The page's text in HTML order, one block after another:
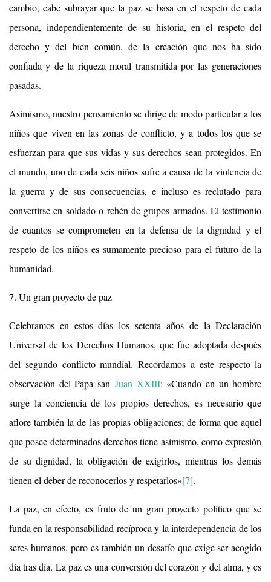
cambio, cabe subrayar que la paz se basa en el respeto de cada
persona, independientemente de su historia, en el respeto del
derecho y del bien común, de la creación que nos ha sido
confiada y de la riqueza moral transmitida por las generaciones
pasadas.
Asimismo, nuestro pensamiento se dirige de modo particular a los
niños que viven en las zonas de conflicto, y a todos los que se
esfuerzan para que sus vidas y sus derechos sean protegidos. En
el mundo, uno de cada seis niños sufre a causa de la violencia de
la guerra y de sus consecuencias, e incluso es reclutado para
convertirse en soldado o rehén de grupos armados. El testimonio
de cuantos se comprometen en la defensa de la dignidad y el
respeto de los niños es sumamente precioso para el futuro de la
humanidad.
7. Un gran proyecto de paz
Celebramos en estos días los setenta años de la Declaración
Universal de los Derechos Humanos, que fue adoptada después
del segundo conflicto mundial. Recordamos a este respecto la
observación del Papa sanJuan XXIII: «Cuando en un hombre
surge la conciencia de los propios derechos, es necesario que
aflore también la de las propias obligaciones; de forma que aquel
que posee determinados derechos tiene asimismo, como expresión
de su dignidad, la obligación de exigirlos, mientras los demás
tienen el deber de reconocerlos y respetarlos»[7].
La paz, en efecto, es fruto de un gran proyecto político que se
funda en la responsabilidad recíproca y la interdependencia de los
seres humanos, pero es también un desafío que exige ser acogido
día tras día. La paz es una conversión del corazón y del alma, y es